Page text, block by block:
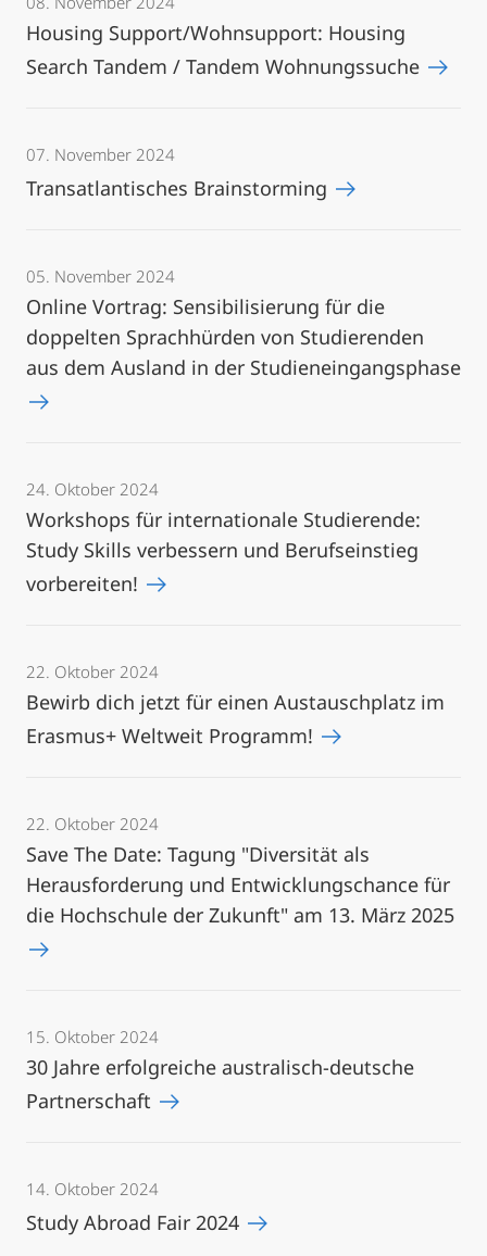
Housing Support/Wohnsupport: Housing
Search Tandem / Tandem Wohnungssuche
07. November 2024
Transatlantisches Brainstorming
05. November 2024
Online Vortrag: Sensibilisierung für die
doppelten Sprachhürden von Studierenden
aus dem Ausland in der Studieneingangsphase
24. Oktober 2024
Workshops für internationale Studierende:
Study Skills verbessern und Berufseinstieg
vorbereiten!
22. Oktober 2024
Bewirb dich jetzt für einen Austauschplatz im
Erasmus+ Weltweit Programm!
22. Oktober 2024
Save The Date: Tagung "Diversität als
Herausforderung und Entwicklungschance für
die Hochschule der Zukunft" am 13. März 2025
15. Oktober 2024
30 Jahre erfolgreiche australisch-deutsche
Partnerschaft
14. Oktober 2024
Study Abroad Fair 2024